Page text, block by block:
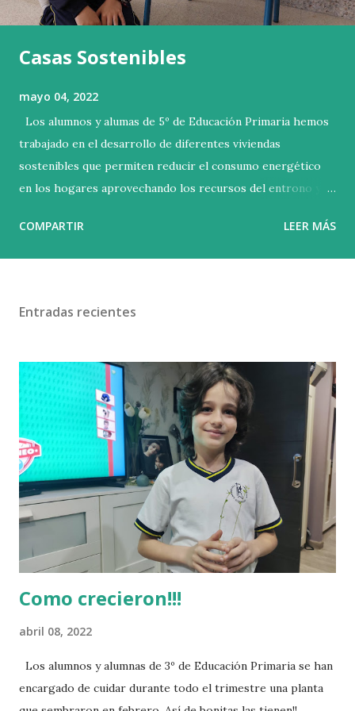
Casas Sostenibles
mayo 04, 2022
Los alumnos y alumas de 5º de Educación Primaria hemos
trabajado en el desarrollo de diferentes viviendas
sostenibles que permiten reducir el consumo energético
en los hogares aprovechando los recursos del entrono y
maquetas, nos hemos convertido en verdaderos
dejamos nuestro trabajo plasmado en imágenes y deseamos
COMPARTIR LEER MÁS
Entradas recientes
Como crecieron!!!
abril 08, 2022
Los alumnos y alumnas de 3º de Educación Primaria se han
encargado de cuidar durante todo el trimestre una planta